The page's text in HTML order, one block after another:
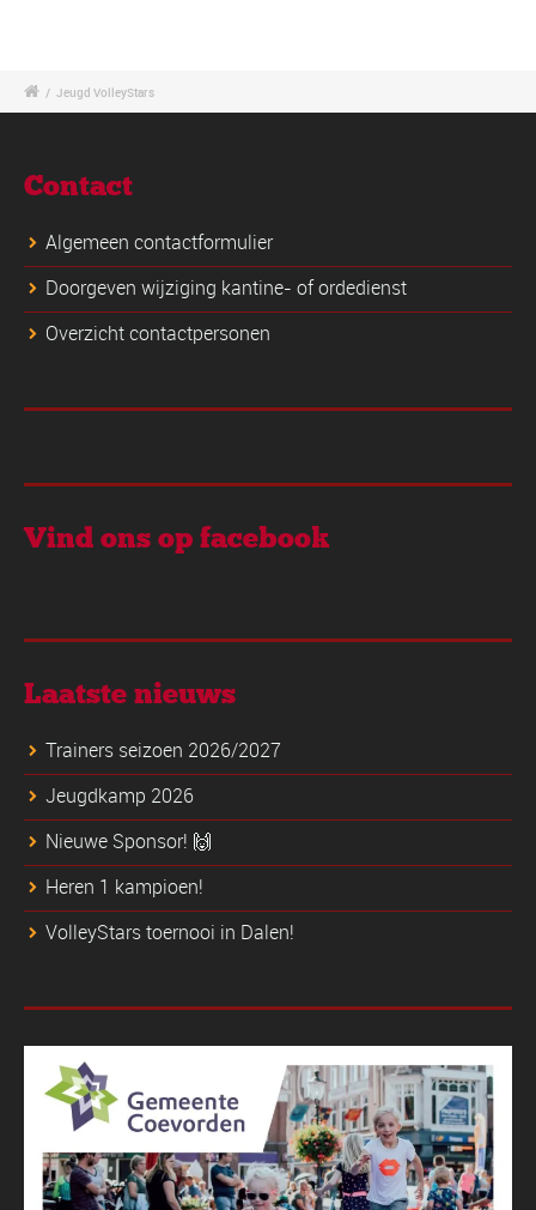
/ Jeugd VolleyStars
Contact
Algemeen contactformulier
Doorgeven wijziging kantine- of ordedienst
Overzicht contactpersonen
Vind ons op facebook
Laatste nieuws
Trainers seizoen 2026/2027
Jeugdkamp 2026
Nieuwe Sponsor! 🙌
Heren 1 kampioen!
VolleyStars toernooi in Dalen!